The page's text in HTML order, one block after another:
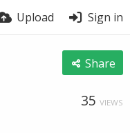
Upload Sign in
Share
35 VIEWS